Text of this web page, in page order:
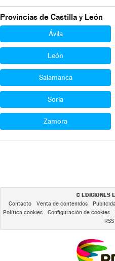
Provincias de Castilla y León
Ávila
León
Salamanca
Soria
Zamora
© EDICIONES
Contacto Venta de contenidos
Política cookies
Configuración de cookies
RSS